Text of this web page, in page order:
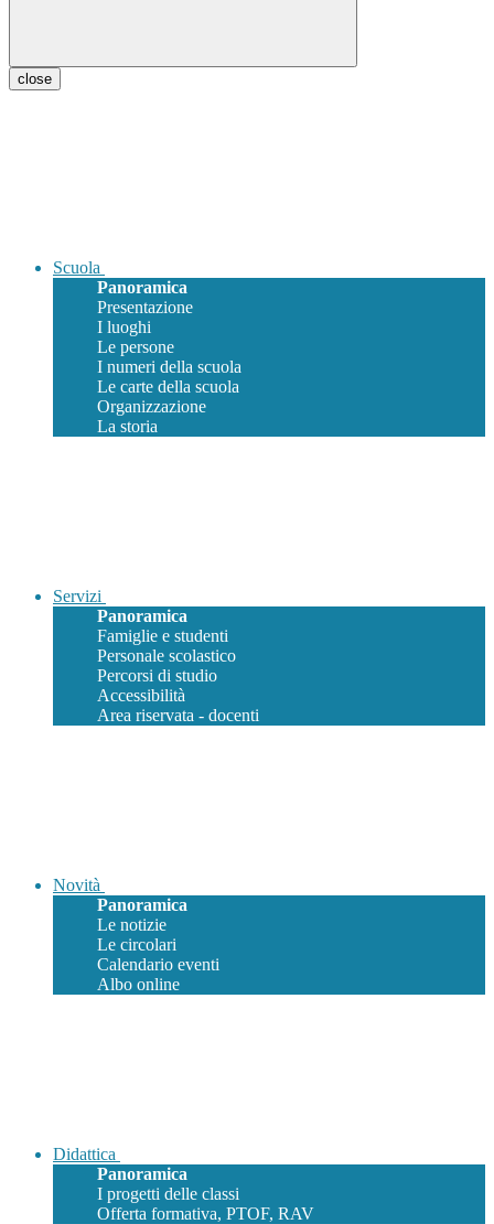
close
Scuola
Panoramica
Presentazione
I luoghi
Le persone
I numeri della scuola
Le carte della scuola
Organizzazione
La storia
Servizi
Panoramica
Famiglie e studenti
Personale scolastico
Percorsi di studio
Accessibilità
Area riservata - docenti
Novità
Panoramica
Le notizie
Le circolari
Calendario eventi
Albo online
Didattica
Panoramica
I progetti delle classi
Offerta formativa, PTOF, RAV